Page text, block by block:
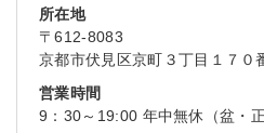
所在地
〒612-8083
京都市伏見区京町３丁目１７０
営業時間
9：30～19:00 年中無休（盆・正